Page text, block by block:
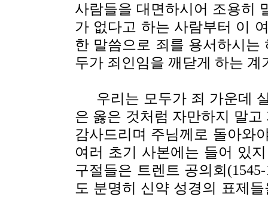
사람들을 대면하시어 조용히
가 없다고 하는 사람부터 이
한 말씀으로 죄를 용서하시
두가 죄인임을 깨닫게 하는
우리는 모두가 죄 가운데
은 옳은 것처럼 자만하지 말
감사드리며 주님께로 돌아와
여러 초기 사본에는 들어 있
구절들은 트렌트 공의회
도 분명히 신약 성경의 표제